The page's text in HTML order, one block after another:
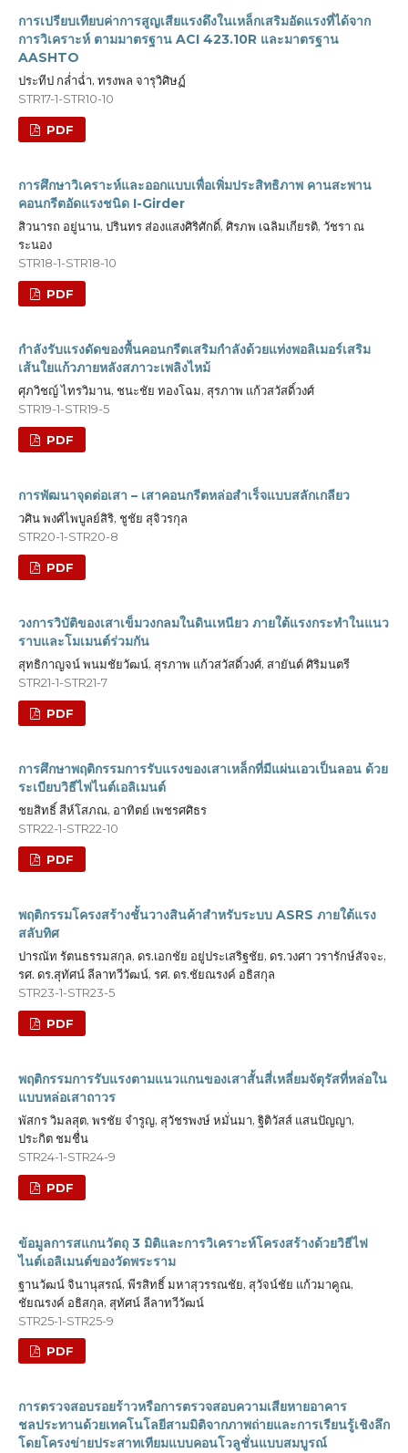
การเปรียบเทียบค่าการสูญเสียแรงดึงในเหล็กเสริมอัดแรงที่ได้จาก
การวิเคราะห์ ตามมาตรฐาน ACI 423.10R และมาตรฐาน
AASHTO
ประทีป กล่ำฉ่ำ, ทรงพล จารุวิศิษฏ์
STR17-1-STR10-10
PDF
การศึกษาวิเคราะห์และออกแบบเพื่อเพิ่มประสิทธิภาพ คานสะพาน
คอนกรีตอัดแรงชนิด I-Girder
สิวนารถ อยู่นาน, ปรินทร ส่องแสงศิริศักดิ์, ศิรภพ เฉลิมเกียรติ, วัชรา ณ
ระนอง
STR18-1-STR18-10
PDF
กำลังรับแรงดัดของพื้นคอนกรีตเสริมกำลังด้วยแท่งพอลิเมอร์เสริม
เส้นใยแก้วภายหลังสภาวะเพลิงไหม้
ศุภวิชญ์ ไทรวิมาน, ชนะชัย ทองโฉม, สุรภาพ แก้วสวัสดิ์วงศ์
STR19-1-STR19-5
PDF
การพัฒนาจุดต่อเสา – เสาคอนกรีตหล่อสำเร็จแบบสลักเกลียว
วศิน พงศ์ไพบูลย์สิริ, ชูชัย สุจิวรกุล
STR20-1-STR20-8
PDF
วงการวิบัติของเสาเข็มวงกลมในดินเหนียว ภายใต้แรงกระทำในแนว
ราบและโมเมนต์ร่วมกัน
สุทธิกาญจน์ พนมชัยวัฒน์, สุรภาพ แก้วสวัสดิ์วงศ์, สายันต์ ศิริมนตรี
STR21-1-STR21-7
PDF
การศึกษาพฤติกรรมการรับแรงของเสาเหล็กที่มีแผ่นเอวเป็นลอน ด้วย
ระเบียบวิธีไฟไนต์เอลิเมนต์
ชยสิทธิ์ สีห์โสภณ, อาทิตย์ เพชรศศิธร
STR22-1-STR22-10
PDF
พฤติกรรมโครงสร้างชั้นวางสินค้าสำหรับระบบ ASRS ภายใต้แรง
สลับทิศ
ปารณัท รัตนธรรมสกุล, ดร.เอกชัย อยู่ประเสริฐชัย, ดร.วงศา วรารักษ์สัจจะ,
รศ. ดร.สุทัศน์ ลีลาทวีวัฒน์, รศ. ดร.ชัยณรงค์ อธิสกุล
STR23-1-STR23-5
PDF
พฤติกรรมการรับแรงตามแนวแกนของเสาสั้นสี่เหลี่ยมจัตุรัสที่หล่อใน
แบบหล่อเสาถาวร
พัสกร วิมลสุต, พรชัย จำรูญ, สุวัชรพงษ์ หมั่นมา, ฐิติวัสส์ แสนปัญญา,
ประกิต ชมชื่น
STR24-1-STR24-9
PDF
ข้อมูลการสแกนวัตถุ 3 มิติและการวิเคราะห์โครงสร้างด้วยวิธีไฟ
ไนต์เอลิเมนต์ของวัดพระราม
ฐานวัฒน์ จินานุสรณ์, พีรสิทธิ์ มหาสุวรรณชัย, สุวัจน์ชัย แก้วมาคูณ,
ชัยณรงค์ อธิสกุล, สุทัศน์ ลีลาทวีวัฒน์
STR25-1-STR25-9
PDF
การตรวจสอบรอยร้าวหรือการตรวจสอบความเสียหายอาคาร
ชลประทานด้วยเทคโนโลยีสามมิติจากภาพถ่ายและการเรียนรู้เชิงลึก
โดยโครงข่ายประสาทเทียมแบบคอนโวลูชั่นแบบสมบูรณ์